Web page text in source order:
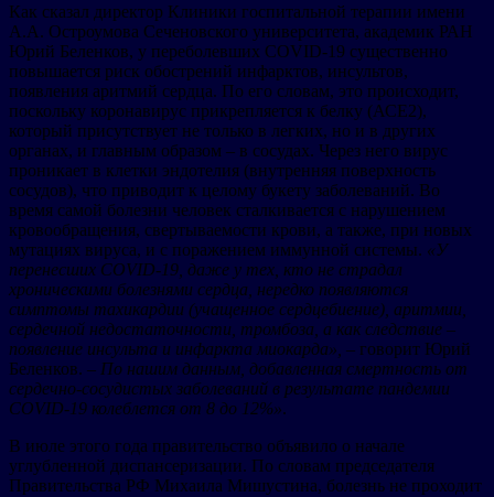
Как сказал директор Клиники госпитальной терапии имени
А.А. Остроумова Сеченовского университета, академик РАН
Юрий Беленков, у переболевших COVID-19 существенно
повышается риск обострений инфарктов, инсультов,
появления аритмий сердца. По его словам, это происходит,
поскольку коронавирус прикрепляется к белку (АСЕ2),
который присутствует не только в легких, но и в других
органах, и главным образом – в сосудах. Через него вирус
проникает в клетки эндотелия (внутренняя поверхность
сосудов), что приводит к целому букету заболеваний. Во
время самой болезни человек сталкивается с нарушением
кровообращения, свертываемости крови, а также, при новых
мутациях вируса, и с поражением иммунной системы. «У
перенесших COVID-19, даже у тех, кто не страдал
хроническими болезнями сердца, нередко появляются
симптомы тахикардии (учащенное сердцебиение), аритмии,
сердечной недостаточности, тромбоза, а как следствие –
появление инсульта и инфаркта миокарда», – говорит Юрий
Беленков. – По нашим данным, добавленная смертность от
сердечно-сосудистых заболеваний в результате пандемии
COVID-19 колеблется от 8 до 12%».
В июле этого года правительство объявило о начале
углубленной диспансеризации. По словам председателя
Правительства РФ Михаила Мишустина, болезнь не проходит